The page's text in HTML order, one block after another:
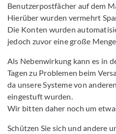
Benutzerpostfächer auf dem
Hierüber wurden vermehrt
Die Konten wurden
jedoch zuvor eine große
Als Nebenwirkung kann es in
Tagen zu Problemen beim
da unsere Systeme von
eingestuft wurden.
Wir bitten daher noch um
Schützen Sie sich und andere